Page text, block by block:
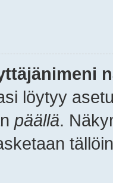
löytyy
päällä.